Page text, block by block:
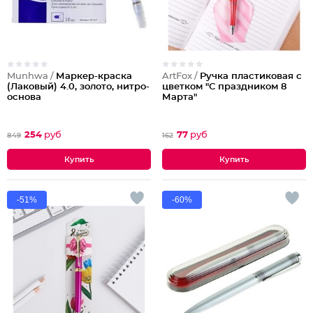
Munhwa / Маркер-краска
(Лаковый) 4.0, золото, нитро-
основа
849 254 руб
ArtFox / Ручка пластиковая с
цветком "С праздником 8
Марта"
162 77 руб
-51% -60%